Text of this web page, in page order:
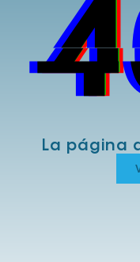
La página